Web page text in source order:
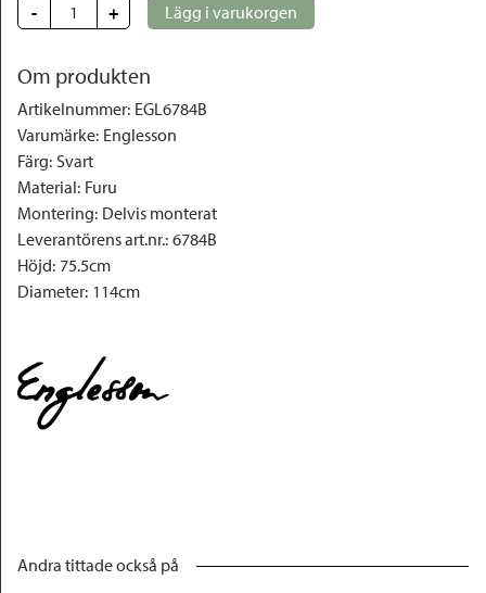
- + Lägg i varukorgen
Om produkten
Artikelnummer: EGL6784B
Varumärke: Englesson
Färg: Svart
Material: Furu
Montering: Delvis monterat
Leverantörens art.nr.: 6784B
Höjd: 75.5cm
Diameter: 114cm
Andra tittade också på